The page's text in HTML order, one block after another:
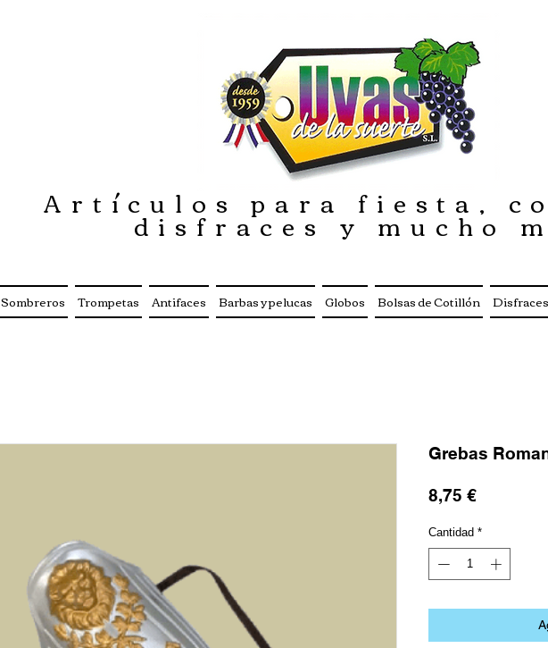
Grebas
8,75 €Precio
Cantidad *
Artículos para fiesta,
disfraces y mucho
Sombreros Trompetas Antifaces Barbas y pelucas Globos Bolsas de Cotillón Disfraces